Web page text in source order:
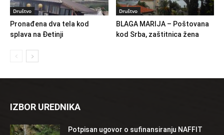
Društvo
Pronađena dva tela kod
splava na Đetinji
Društvo
BLAGA MARIJA – Poštovana
kod Srba, zaštitnica žena
IZBOR UREDNIKA
Potpisan ugovor o sufinansiranju NAFFIT